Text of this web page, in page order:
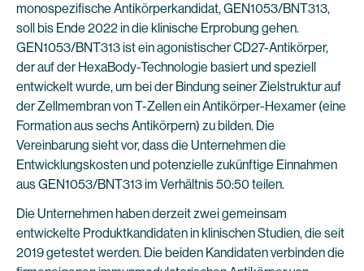
monospezifische Antikörperkandidat, GEN1053/BNT313,
soll bis Ende 2022 in die klinische Erprobung gehen.
GEN1053/BNT313 ist ein agonistischer CD27-Antikörper,
der auf der HexaBody-Technologie basiert und speziell
entwickelt wurde, um bei der Bindung seiner Zielstruktur auf
der Zellmembran von T-Zellen ein Antikörper-Hexamer (eine
Formation aus sechs Antikörpern) zu bilden. Die
Vereinbarung sieht vor, dass die Unternehmen die
Entwicklungskosten und potenzielle zukünftige Einnahmen
aus GEN1053/BNT313 im Verhältnis 50:50 teilen.
Die Unternehmen haben derzeit zwei gemeinsam
entwickelte Produktkandidaten in klinischen Studien, die seit
2019 getestet werden. Die beiden Kandidaten verbinden die